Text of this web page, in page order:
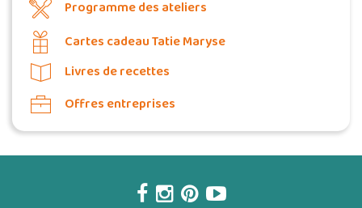
Programme des ateliers
Cartes cadeau Tatie Maryse
Livres de recettes
Offres entreprises